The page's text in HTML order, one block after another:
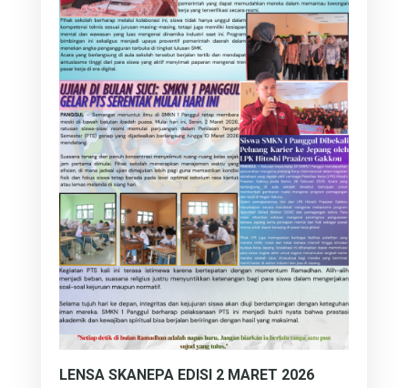
LENSA SKANEPA EDISI 2 MARET 2026